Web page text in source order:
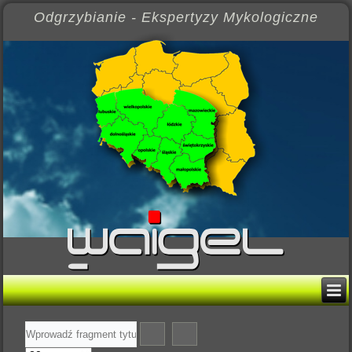
Odgrzybianie - Ekspertyzy Mykologiczne
Wprowadź
fragment